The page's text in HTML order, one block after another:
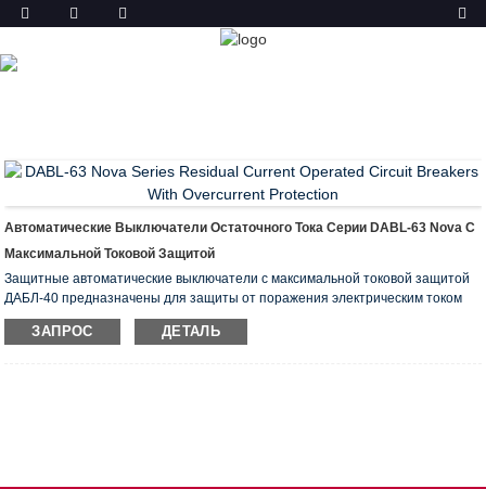
Автоматические Выключатели Остаточного Тока Серии DABL-63 Nova С
Максимальной Токовой Защитой
Защитные автоматические выключатели с максимальной токовой защитой
ДАБЛ-40 предназначены для защиты от поражения электрическим током
при нарушениях изоляции электроустановок, предотвращения пожаров от
утечек тока на землю, защиты от перегрузки и короткого замыкания.
ЗАПРОС ДЕТАЛЬ